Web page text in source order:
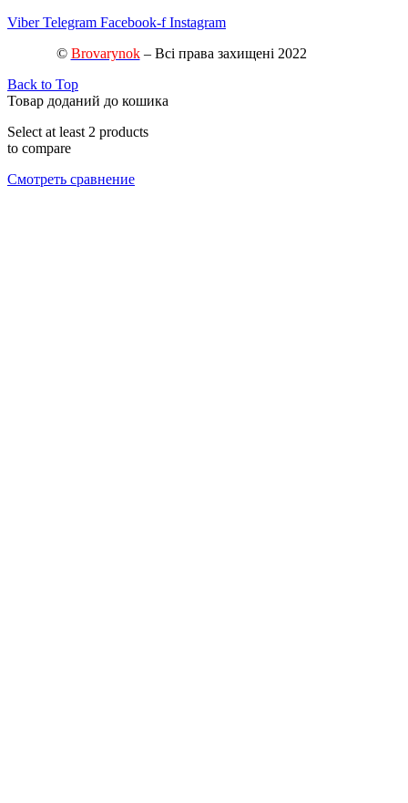
Viber Telegram Facebook-f Instagram
© Brovarynok– Всі права захищені 2022
Back to Top
Товар доданий до кошика
Select at least 2 products
to compare
Смотреть сравнение